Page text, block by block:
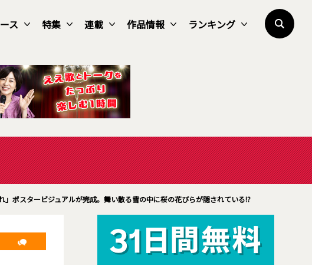
ス 特集 連載 作品情報 ランキング
」ポスタービジュアルが完成。舞い散る雪の中に桜の花びらが隠されている!?